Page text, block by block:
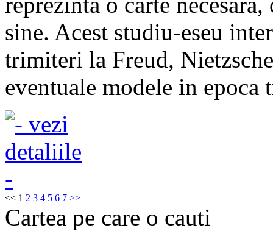
sine. Acest studiu-eseu
trimiteri la Freud,
eventuale modele in epoca
<< 1 2 3 4 5 6 7 >>
Cartea pe care o cauti